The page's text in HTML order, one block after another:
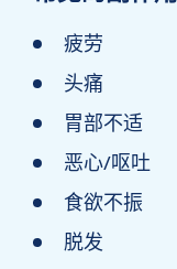
疲劳
头痛
胃部不适
恶心/呕吐
食欲不振
脱发